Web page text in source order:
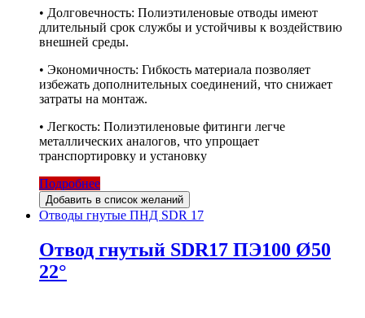
• Долговечность: Полиэтиленовые отводы имеют
длительный срок службы и устойчивы к воздействию
внешней среды.
• Экономичность: Гибкость материала позволяет
избежать дополнительных соединений, что снижает
затраты на монтаж.
• Легкость: Полиэтиленовые фитинги легче
металлических аналогов, что упрощает
транспортировку и установку
Подробнее
Добавить в список желаний
Отводы гнутые ПНД SDR 17
Отвод гнутый SDR17 ПЭ100 Ø50
22°